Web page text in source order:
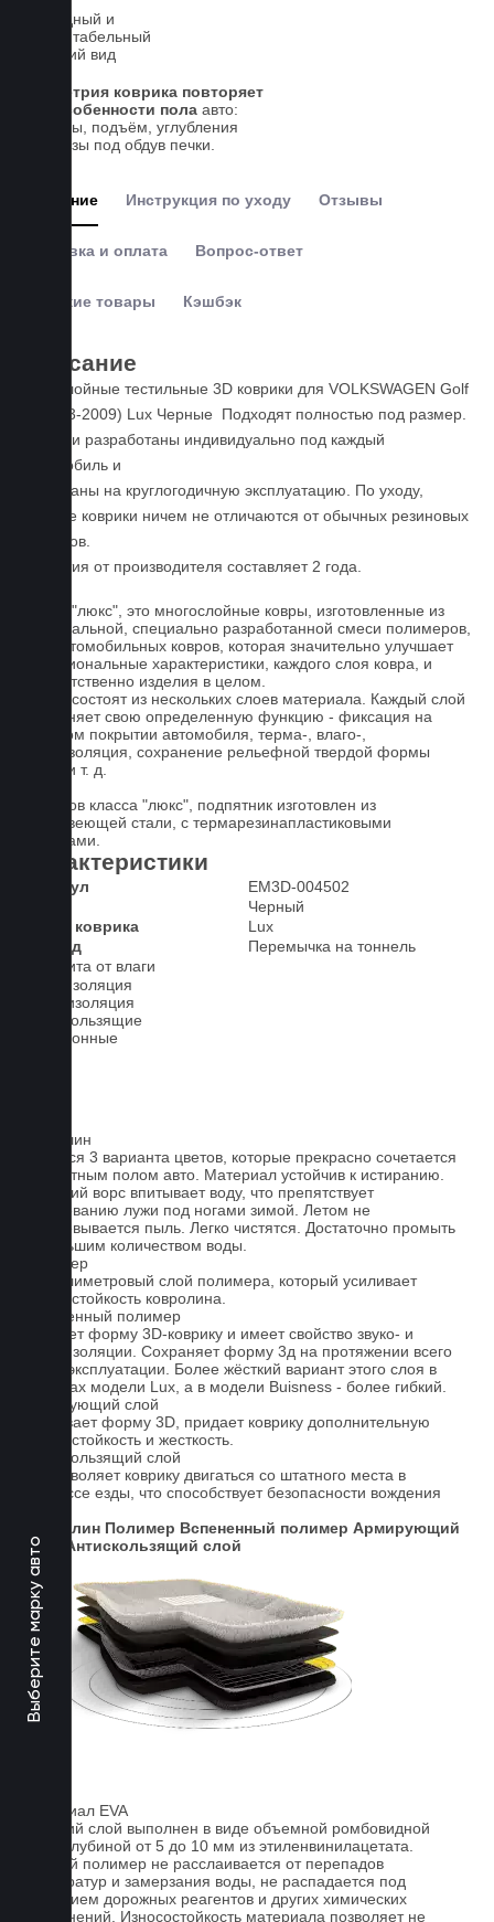
Выберите марку авто
Солидный и
презентабельный
внешний вид
Геометрия коврика повторяет
все особенности пола авто:
выступы, подъём, углубления
и вырезы под обдув печки.
Описание Инструкция по уходу Отзывы
Доставка и оплата Вопрос-ответ
Похожие товары Кэшбэк
Описание
Пятислойные тестильные 3D коврики для VOLKSWAGEN Golf
5 (2003-2009) Lux Черные Подходят полностью под размер.
Коврики разработаны индивидуально под каждый
автомобиль и
расчитаны на круглогодичную эксплуатацию. По уходу,
данные коврики ничем не отличаются от обычных резиновых
ковриков.
Гарантия от производителя составляет 2 года.
Ковры "люкс", это многослойные ковры, изготовленные из
оригинальной, специально разработанной смеси полимеров,
для автомобильных ковров, которая значительно улучшает
функциональные характеристики, каждого слоя ковра, и
соответственно изделия в целом.
Ковры состоят из нескольких слоев материала. Каждый слой
выполняет свою определенную функцию - фиксация на
штатном покрытии автомобиля, терма-, влаго-,
звукоизоляция, сохранение рельефной твердой формы
ковра и т. д.
У ковров класса "люкс", подпятник изготовлен из
нержавеющей стали, с термарезинапластиковыми
вставками.
Характеристики
Артикул
EM3D-004502
Черный
Класс коврика
Lux
2-й ряд
Перемычка на тоннель
Защита от влаги
Шумоизоляция
Теплоизоляция
Антискользящие
Всесезонные
Ковролин
Имеется 3 варианта цветов, которые прекрасно сочетается
со штатным полом авто. Материал устойчив к истиранию.
Короткий ворс впитывает воду, что препятствует
образованию лужи под ногами зимой. Летом не
образовывается пыль. Легко чистятся. Достаточно промыть
небольшим количеством воды.
Полимер
1-миллиметровый слой полимера, который усиливает
износостойкость ковролина.
Вспененный полимер
Придает форму 3D-коврику и имеет свойство звуко- и
теплоизоляции. Сохраняет форму 3д на протяжении всего
срока эксплуатации. Более жёсткий вариант этого слоя в
ковриках модели Lux, а в модели Buisness - более гибкий.
Армирующий слой
Усиливает форму 3D, придает коврику дополнительную
износостойкость и жесткость.
Антискользящий слой
Не позволяет коврику двигаться со штатного места в
процессе езды, что способствует безопасности вождения
Ковролин Полимер Вспененный полимер Армирующий
слой
Антискользящий слой
Материал EVA
Верхний слой выполнен в виде объемной ромбовидной
сетки глубиной от 5 до 10 мм из этиленвинилацетата.
Данный полимер не расслаивается от перепадов
температур и замерзания воды, не распадается под
действием дорожных реагентов и других химических
загрязнений. Износостойкость материала позволяет не